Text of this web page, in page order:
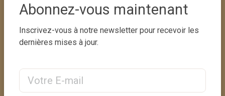
de la villa, garantissant qu'elle reste en parfait
Abonnez-vous maintenant
Inscrivez-vous à notre newsletter pour recevoir les
dernières mises à jour.
Email Address